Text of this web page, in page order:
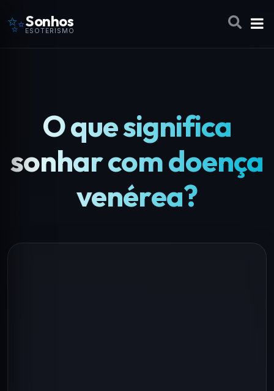
✨Sonhos
ESOTERISMO
O que significa
sonhar com doença
venérea?